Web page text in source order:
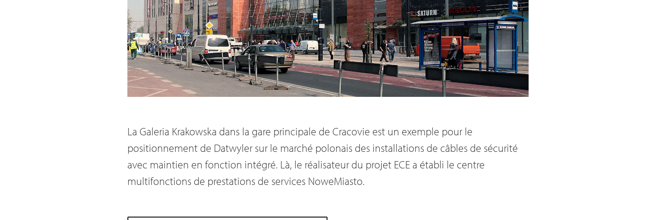
La Galeria Krakowska dans la gare principale de Cracovie est un exemple pour le
positionnement de Datwyler sur le marché polonais des installations de câbles de sécurité
avec maintien en fonction intégré. Là, le réalisateur du projet ECE a établi le centre
multifonctions de prestations de services NoweMiasto.